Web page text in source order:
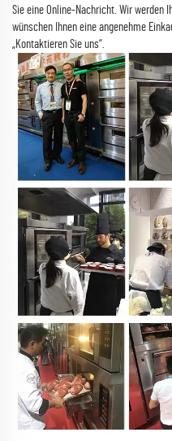
Sie eine Online-Nachricht. Wir werden
wünschen Ihnen eine angenehme
„Kontaktieren Sie uns“.